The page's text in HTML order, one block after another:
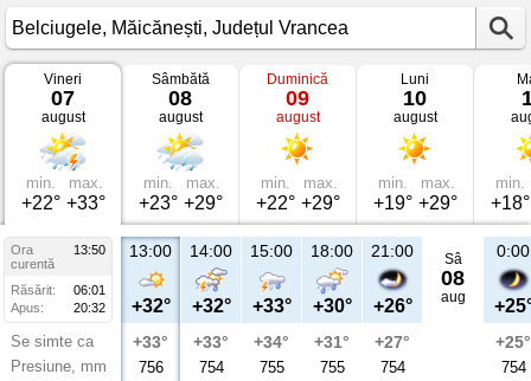
Vremea
Belciugele
Măicănești,
Județul
Vrancea
Vineri
07
august
min.
+22°
max.
+33°
Sâmbătă
08
august
min.
+23°
max.
+29°
Duminică
09
august
min.
+22°
max.
+29°
Luni
10
august
min.
+19°
max.
+29°
min.
+18°
Ora
13:50
curentă
Răsărit:
06:01
Apus:
20:32
Se simte ca
Presiune, mm
13:00
+32°
+33°
756
14:00
+32°
+33°
754
15:00
+33°
+34°
755
18:00
+30°
+31°
755
21:00
+26°
+27°
754
Sâ
08
aug
0:00
+25°
754